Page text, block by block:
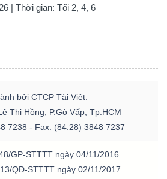
| Thời gian: Tối 2, 4, 6
bởi CTCP Tài Việt.
Thị Hồng, P.Gò Vấp, Tp.HCM
7238 - Fax: (84.28) 3848 7237
GP-STTTT ngày 04/11/2016
QĐ-STTTT ngày 02/11/2017